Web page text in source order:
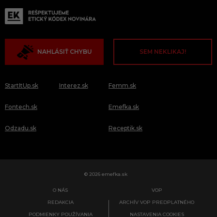
NAHLÁSIŤ CHYBU SEM NEKLIKAJ!
StartItUp.sk
Fontech.sk
Odzadu.sk
Interez.sk Femm.sk
Emefka.sk
Receptik.sk
© 2026 emefka.sk
O NÁS
REDAKCIA
PODMIENKY POUŽÍVANIA
VOP
ARCHÍV VOP PREDPLATNÉHO
NASTAVENIA COOKIES